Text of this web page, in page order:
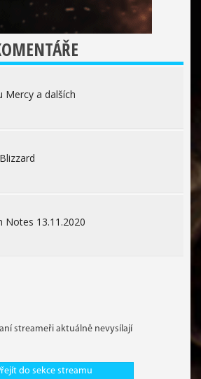
Mercy a dalších
Notes 13.11.2020
streameři aktuálně nevysílají
do sekce streamu